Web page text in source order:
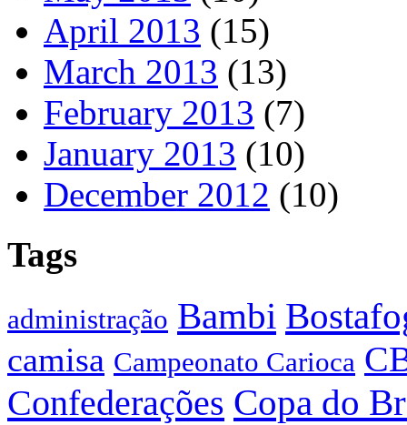
April 2013 (15)
March 2013 (13)
February 2013 (7)
January 2013 (10)
December 2012 (10)
Tags
administração Bambi
camisa Campeonato Carioca
Confederações Copa do